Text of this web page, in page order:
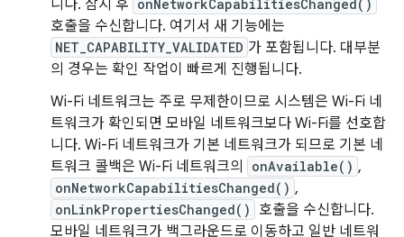
니다. 잠시 후 onNetworkCapabilitiesChanged()
호출을 수신합니다. 여기서 새 기능에는
NET_CAPABILITY_VALIDATED 가 포함됩니다. 대부분
의 경우는 확인 작업이 빠르게 진행됩니다.
Wi-Fi 네트워크는 주로 무제한이므로 시스템은 Wi-Fi 네
트워크가 확인되면 모바일 네트워크보다 Wi-Fi를 선호합
니다. Wi-Fi 네트워크가 기본 네트워크가 되므로 기본 네
트워크 콜백은 Wi-Fi 네트워크의
onAvailable() ,
onNetworkCapabilitiesChanged() ,
onLinkPropertiesChanged()
호출을 수신합니다.
모바일 네트워크가 백그라운드로 이동하고 일반 네트워